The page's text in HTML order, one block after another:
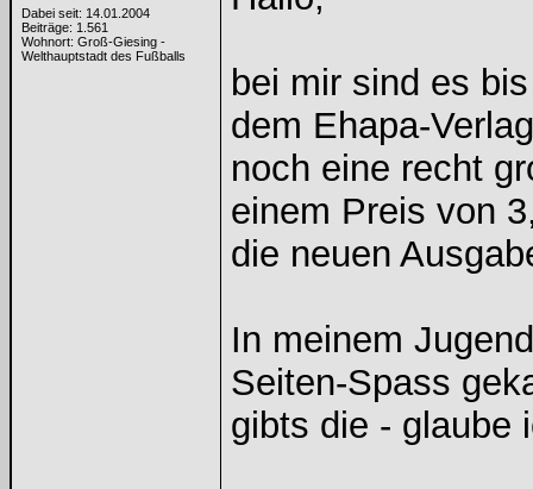
Dabei seit: 14.01.2004
Beiträge: 1.561
Wohnort: Groß-Giesing -
Welthauptstadt des Fußballs
bei mir sind es
dem Ehapa-
noch eine recht
einem Preis von
die neuen
In meinem
Seiten-Spass
gibts die - glaube